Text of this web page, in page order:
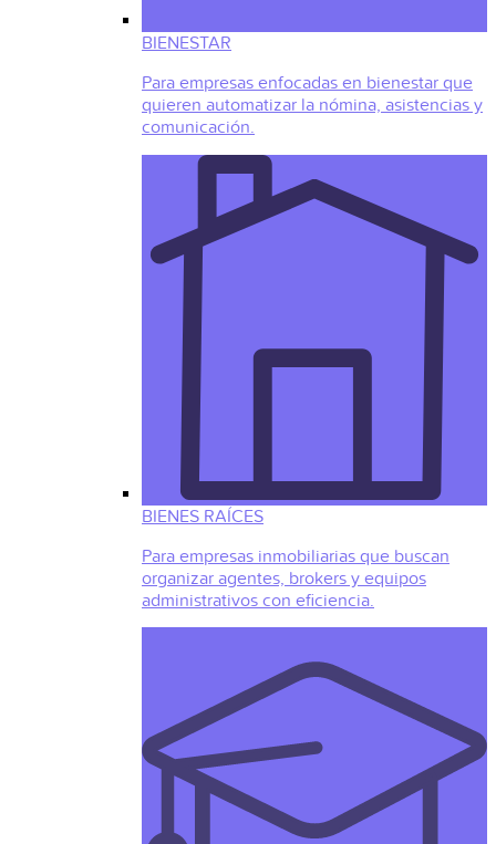
BIENESTAR
Para empresas enfocadas en bienestar que
quieren automatizar la nómina, asistencias y
comunicación.
BIENES RAÍCES
Para empresas inmobiliarias que buscan
organizar agentes, brokers y equipos
administrativos con eficiencia.